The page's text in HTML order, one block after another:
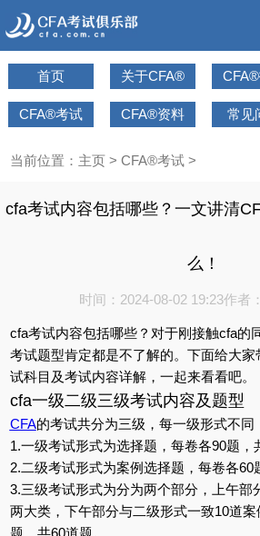
首页 关于CFA®
CFA®考试 CFA®资料 常见
当前位置： 主页> CFA®考试>
cfa考试内容包括哪些？一文讲清
么！
时间：2024-08-02 19:23作者
cfa考试内容包括哪些？对于刚接触cfa的
考试题型肯定都是不了解的。下面给大
试科目及考试内容详解，一起来看看吧。
cfa一级二级三级考试内容及题型
CFA的考试共分为三级，每一级形式不同
1.一级考试形式为选择题，每卷各90题，
2.二级考试形式为案例选择题，每卷各60
3.三级考试形式为分为两个部分，上午部
两大类，下午部分与二级形式一致10道
题，共60道题。